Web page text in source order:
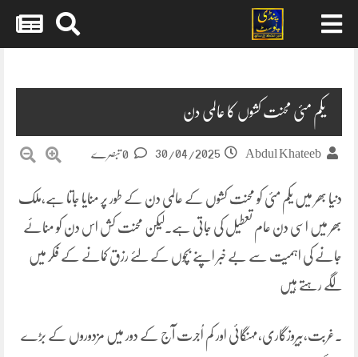
یکم مئی محنت کشوں کا عالمی دن
Abdul Khateeb
30/04/2025
دنیا بھر میں یکم مئی کو محنت کشوں کے عالمی دن کے طور پر منایا جاتا ہے،ملک
بھر میں اسی دن عام تعطیل کی جاتی ہے۔لیکن محنت کش اس دن کو منائے
جانے کی اہمیت سے بے خبر اپنے بچوں کے لئے رزق کمانے کے فکر میں
لگے رہتے ہیں
۔غربت،بیروزگاری،مہنگائی اور کم اُجرت آج کے دور میں مزدوروں کے بڑے